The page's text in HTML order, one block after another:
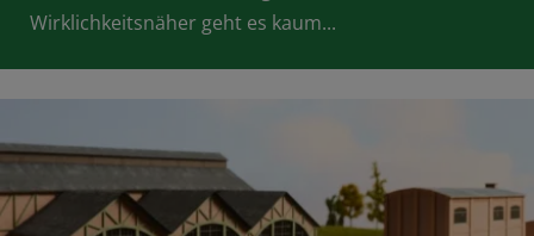
Wirklichkeitsnäher geht es kaum...